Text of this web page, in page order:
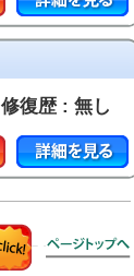
修復歴 : 無し